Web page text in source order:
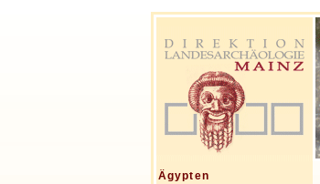
Ägypten